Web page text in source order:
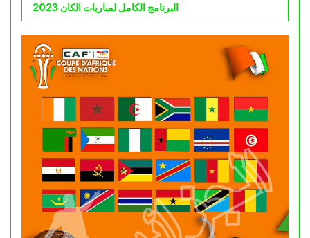
البرنامج الكامل لمباريات الكان 2023